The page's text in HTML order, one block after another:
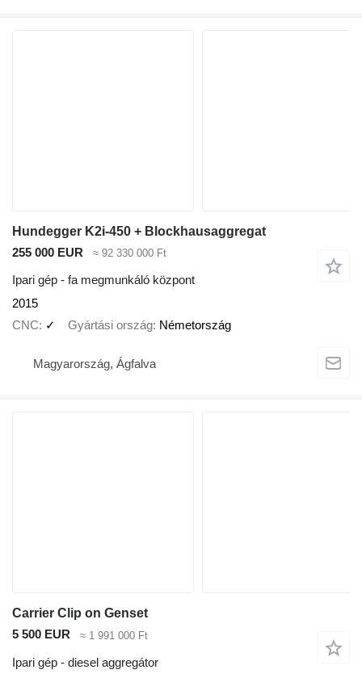
Hundegger K2i-450 + Blockhausaggregat
255 000 EUR
≈ 92 330 000 Ft
Ipari gép - fa megmunkáló központ
2015
CNC
✓ Gyártási ország Németország
Magyarország, Ágfalva
Carrier Clip on Genset
5 500 EUR
≈ 1 991 000 Ft
Ipari gép - diesel aggregátor